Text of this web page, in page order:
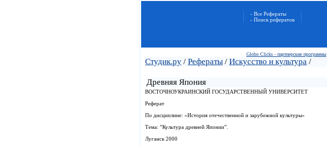
- Все Рефераты
- Поиск рефератов
Globo Clicks - партнерские программы
Студик.ру / Рефераты / Искусство и культура /
Древняя Япония
ВОСТОЧНОУКРАИНСКИЙ ГОСУДАРСТВЕННЫЙ УНИВЕРСИТЕТ
Реферат
По дисциплине: «История отечественной и зарубежной культуры»
Тема: ”Культура древней Японии”.
Луганск 2000